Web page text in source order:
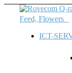
ICT-